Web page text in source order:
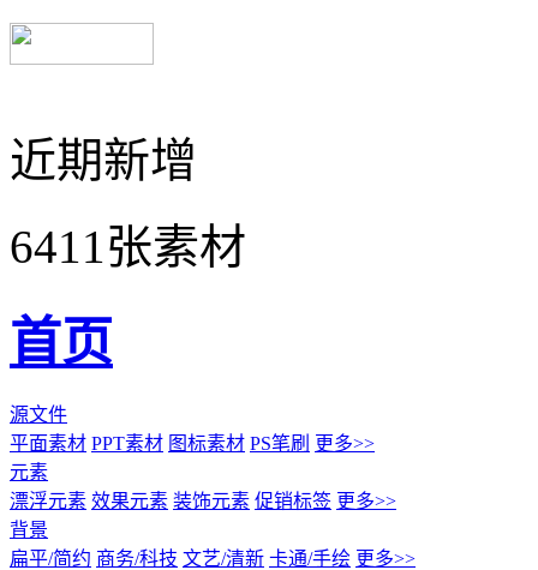
近期新增
6411张素材
首页
源文件
平面素材 PPT素材 图标素材 PS笔刷 更多>>
元素
漂浮元素 效果元素 装饰元素 促销标签 更多>>
背景
扁平/简约 商务/科技 文艺/清新 卡通/手绘 更多>>